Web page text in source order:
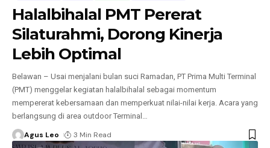
Halalbihalal PMT Pererat
Silaturahmi, Dorong Kinerja
Lebih Optimal
Belawan – Usai menjalani bulan suci Ramadan, PT Prima Multi Terminal
(PMT) menggelar kegiatan halalbihalal sebagai momentum
mempererat kebersamaan dan memperkuat nilai-nilai kerja. Acara yang
berlangsung di area outdoor Terminal …
Agus Leo 3 Min Read